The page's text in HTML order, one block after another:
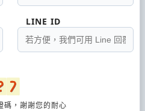
LINE ID
碼，謝謝您的耐心